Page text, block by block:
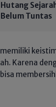
Hutang
Belum Tuntas
Karena